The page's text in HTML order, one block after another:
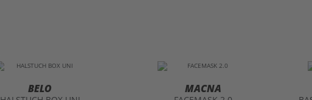
BELO MACNA